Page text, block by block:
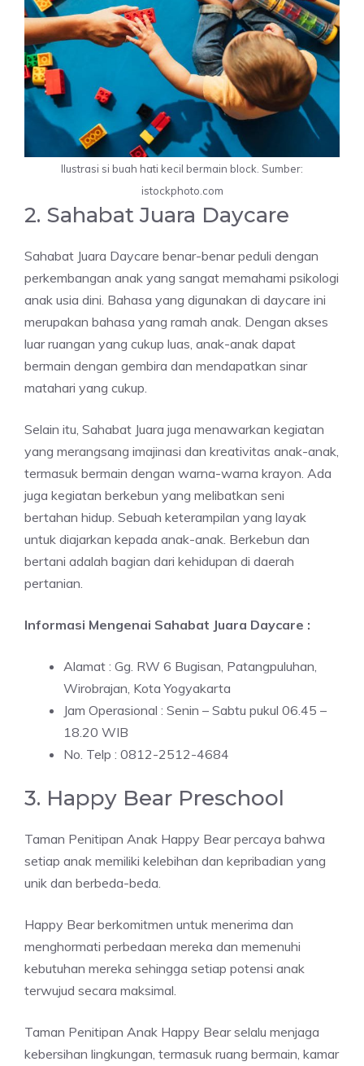
Ilustrasi si buah hati kecil bermain block. Sumber:
istockphoto.com
2. Sahabat Juara Daycare
Sahabat Juara Daycare benar-benar peduli dengan
perkembangan anak yang sangat memahami psikologi
anak usia dini. Bahasa yang digunakan di daycare ini
merupakan bahasa yang ramah anak. Dengan akses
luar ruangan yang cukup luas, anak-anak dapat
bermain dengan gembira dan mendapatkan sinar
matahari yang cukup.
Selain itu, Sahabat Juara juga menawarkan kegiatan
yang merangsang imajinasi dan kreativitas anak-anak,
termasuk bermain dengan warna-warna krayon. Ada
juga kegiatan berkebun yang melibatkan seni
bertahan hidup. Sebuah keterampilan yang layak
untuk diajarkan kepada anak-anak. Berkebun dan
bertani adalah bagian dari kehidupan di daerah
pertanian.
Informasi Mengenai Sahabat Juara Daycare :
Alamat : Gg. RW 6 Bugisan, Patangpuluhan,
Wirobrajan, Kota Yogyakarta
Jam Operasional : Senin – Sabtu pukul 06.45 –
18.20 WIB
No. Telp : 0812-2512-4684
3. Happy Bear Preschool
Taman Penitipan Anak Happy Bear percaya bahwa
setiap anak memiliki kelebihan dan kepribadian yang
unik dan berbeda-beda.
Happy Bear berkomitmen untuk menerima dan
menghormati perbedaan mereka dan memenuhi
kebutuhan mereka sehingga setiap potensi anak
terwujud secara maksimal.
Taman Penitipan Anak Happy Bear selalu menjaga
kebersihan lingkungan, termasuk ruang bermain, kamar